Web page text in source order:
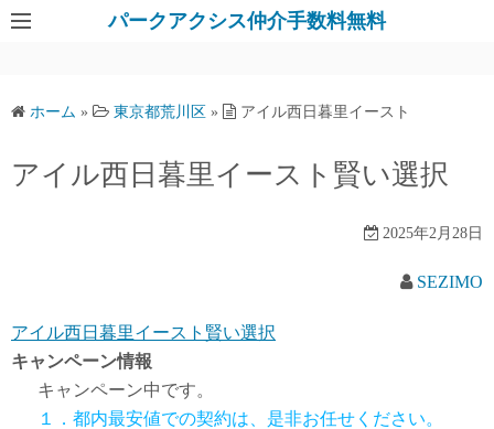
パークアクシス仲介手数料無料
ホーム » 東京都荒川区 » アイル西日暮里イースト
アイル西日暮里イースト賢い選択
2025年2月28日
SEZIMO
アイル西日暮里イースト賢い選択
キャンペーン情報
キャンペーン中です。
１．都内最安値での契約は、是非お任せください。